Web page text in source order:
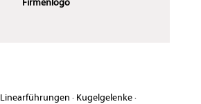
Firmenlogo
Linearführungen · Kugelgelenke·